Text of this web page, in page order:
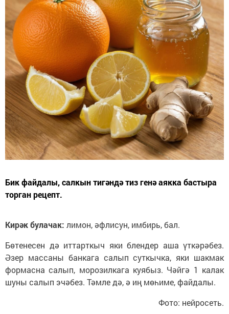
Бик файдалы, салкын тигәндә тиз генә аякка бастыра
торган рецепт.
Кирәк булачак: лимон, әфлисун, имбирь, бал.
Бөтенесен дә иттарткыч яки блендер аша үткәрәбез.
Әзер массаны банкага салып суткычка, яки шакмак
формасна салып, морозилкага куябыз. Чәйгә 1 калак
шуны салып эчәбез. Тәмле дә, ә иң мөһиме, файдалы.
Фото: нейросеть.